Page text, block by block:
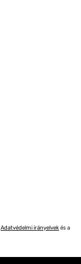
Adatvédelmi irányelvekés a